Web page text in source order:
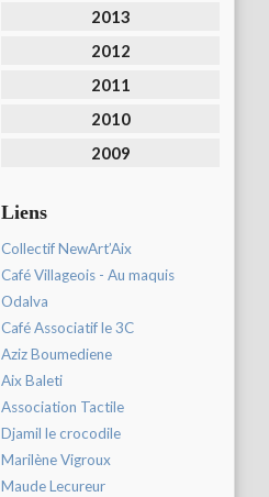
2013
2012
2011
2010
2009
Liens
Collectif NewArt’Aix
Café Villageois - Au maquis
Odalva
Café Associatif le 3C
Aziz Boumediene
Aix Baleti
Association Tactile
Djamil le crocodile
Marilène Vigroux
Maude Lecureur